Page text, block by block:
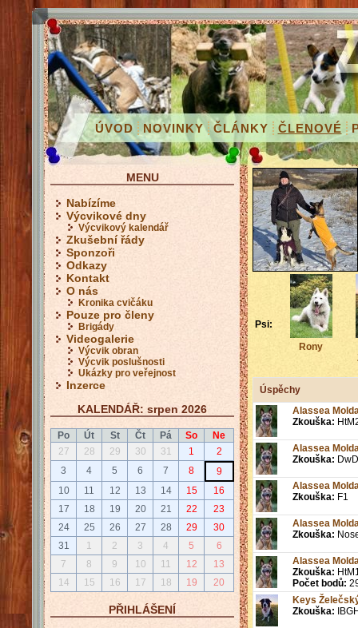
ÚVOD NOVINKY ČLÁNKY ČLENOVÉ
Psi:
Rony
Úspěchy
Alassea
Zkouška:
Alassea
Zkouška:
Alassea
Zkouška: F1
Alassea
Zkouška:
Alassea
Zkouška:
Počet bodů:
Keys
Zkouška:
MENU
Nabízíme
Výcvikové dny
Výcvikový kalendář
Zkušební řády
Sponzoři
Odkazy
Kontakt
O nás
Kronika cvičáku
Pouze pro členy
Brigády
Videogalerie
Výcvik obran
Výcvik poslušnosti
Ukázky pro veřejnost
Inzerce
KALENDÁŘ: srpen 2026
Po Út St Čt Pá So
Ne
27
28 29 30 31 1
2
3
4 5 6 7 8
9
10
11 12 13 14 15
16
17
18 19 20 21 22
23
24
25 26 27 28 29
30
31
1 2 3 4 5
6
7
8 9 10 11 12
13
14
15 16 17 18 19 20
PŘIHLÁŠENÍ